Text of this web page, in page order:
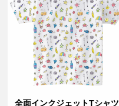
全面インクジェットTシャツ